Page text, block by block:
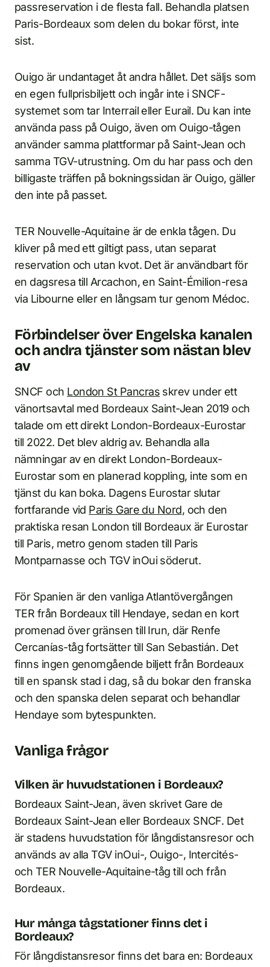
passreservation i de flesta fall. Behandla platsen
Paris-Bordeaux som delen du bokar först, inte
sist.
Ouigo är undantaget åt andra hållet. Det säljs som
en egen fullprisbiljett och ingår inte i SNCF-
systemet som tar Interrail eller Eurail. Du kan inte
använda pass på Ouigo, även om Ouigo-tågen
använder samma plattformar på Saint-Jean och
samma TGV-utrustning. Om du har pass och den
billigaste träffen på bokningssidan är Ouigo, gäller
den inte på passet.
TER Nouvelle-Aquitaine är de enkla tågen. Du
kliver på med ett giltigt pass, utan separat
reservation och utan kvot. Det är användbart för
en dagsresa till Arcachon, en Saint-Émilion-resa
via Libourne eller en långsam tur genom Médoc.
Förbindelser över Engelska kanalen
och andra tjänster som nästan blev
av
SNCF och London St Pancrasskrev under ett
vänortsavtal med Bordeaux Saint-Jean 2019 och
talade om ett direkt London-Bordeaux-Eurostar
till 2022. Det blev aldrig av. Behandla alla
nämningar av en direkt London-Bordeaux-
Eurostar som en planerad koppling, inte som en
tjänst du kan boka. Dagens Eurostar slutar
fortfarande vid Paris Gare du Nord, och den
praktiska resan London till Bordeaux är Eurostar
till Paris, metro genom staden till Paris
Montparnasse och TGV inOui söderut.
För Spanien är den vanliga Atlantövergången
TER från Bordeaux till Hendaye, sedan en kort
promenad över gränsen till Irun, där Renfe
Cercanías-tåg fortsätter till San Sebastián. Det
finns ingen genomgående biljett från Bordeaux
till en spansk stad i dag, så du bokar den franska
och den spanska delen separat och behandlar
Hendaye som bytespunkten.
Vanliga frågor
Vilken är huvudstationen i Bordeaux?
Bordeaux Saint-Jean, även skrivet Gare de
Bordeaux Saint-Jean eller Bordeaux SNCF. Det
är stadens huvudstation för långdistansresor och
används av alla TGV inOui-, Ouigo-, Intercités-
och TER Nouvelle-Aquitaine-tåg till och från
Bordeaux.
Hur många tågstationer finns det i
Bordeaux?
För långdistansresor finns det bara en: Bordeaux